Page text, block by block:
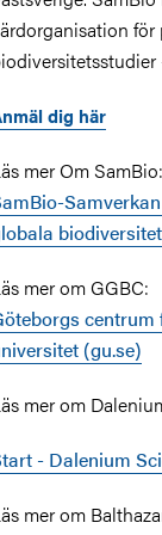
för
dig här
mer Om SamBio:
mer om GGBC:
(gu.se)
mer om
- Dalenium
mer om